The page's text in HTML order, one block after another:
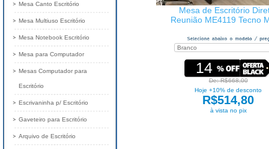
Mesa de Escritório
Reunião ME4119 Tecno
14
De: R$668,00
Hoje +10% de desconto
R$514,80
à vista no pix
Mesa Canto Escritório
Mesa Multiuso Escritório
Mesa Notebook Escritório
Mesa para Computador
Mesas Computador para
Escritório
Escrivaninha p/ Escritório
Gaveteiro para Escritório
Arquivo de Escritório